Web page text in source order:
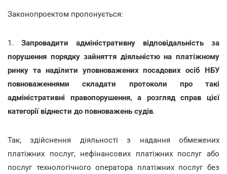
Законопроектом пропонується:
1. Запровадити адміністративну відповідальність за
порушення порядку зайняття діяльністю на платіжному
ринку та наділити уповноважених посадових осіб НБУ
повноваженнями складати протоколи про такі
адміністративні правопорушення, а розгляд справ цієї
категорії віднести до повноважень судів.
Так, здійснення діяльності з надання обмежених
платіжних послуг, нефінансових платіжних послуг або
послуг технологічного оператора платіжних послуг без